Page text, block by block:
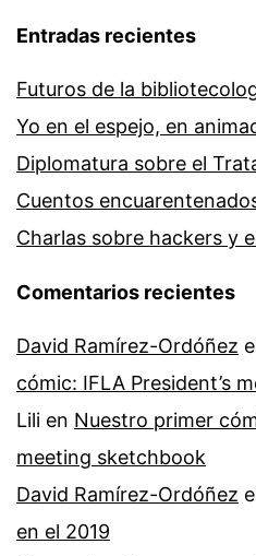
Entradas recientes
Futuros de la
Yo en el espejo, en
Diplomatura sobre el
Cuentos
Charlas sobre hackers y
Comentarios recientes
David Ramírez-Ordóñez
cómic: IFLA President’s
Lili en Nuestro primer
meeting sketchbook
David Ramírez-Ordóñez
en el 2019